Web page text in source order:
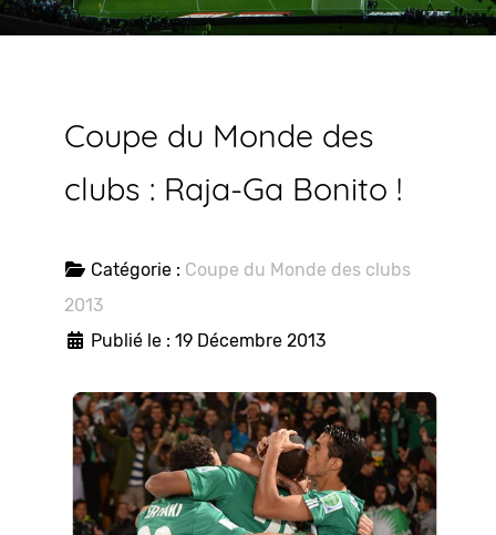
Coupe du Monde des
clubs : Raja-Ga Bonito !
Catégorie : Coupe du Monde des clubs
2013
Publié le : 19 Décembre 2013